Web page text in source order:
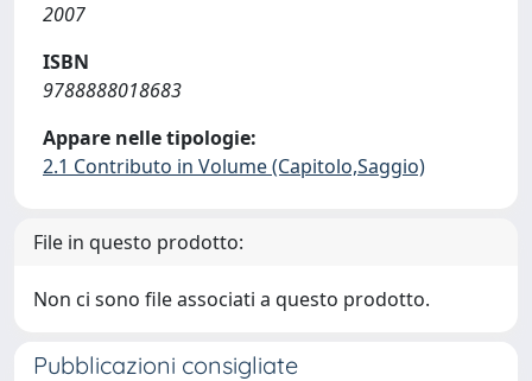
2007
ISBN
9788888018683
Appare nelle tipologie:
2.1 Contributo in Volume (Capitolo,Saggio)
File in questo prodotto:
Non ci sono file associati a questo prodotto.
Pubblicazioni consigliate